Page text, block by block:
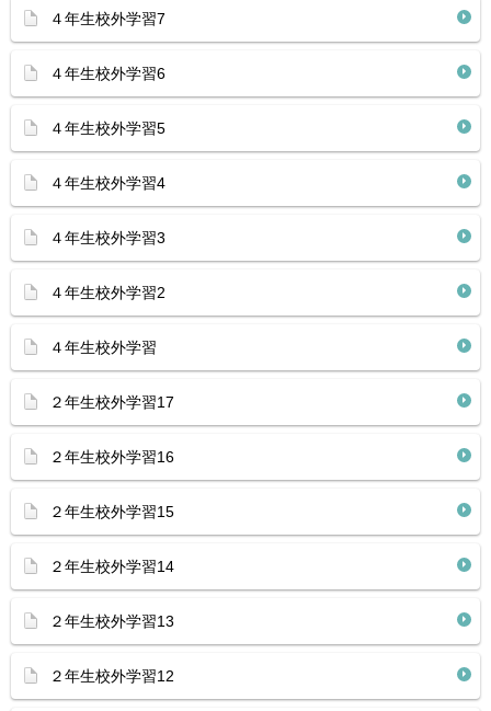
４年生校外学習7
４年生校外学習6
４年生校外学習5
４年生校外学習4
４年生校外学習3
４年生校外学習2
４年生校外学習
２年生校外学習17
２年生校外学習16
２年生校外学習15
２年生校外学習14
２年生校外学習13
２年生校外学習12